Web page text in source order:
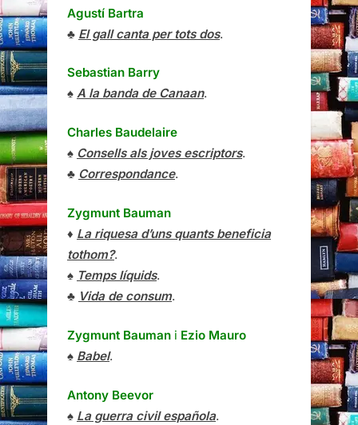
Agustí Bartra
♣ El gall canta per tots dos.
Sebastian Barry
♠ A la banda de Canaan.
Charles Baudelaire
♠ Consells als joves escriptors.
♣ Correspondance.
Zygmunt Bauman
♦ La riquesa d’uns quants beneficia
tothom?.
♠ Temps líquids.
♣ Vida de consum.
Zygmunt Bauman i Ezio Mauro
♠ Babel.
Antony Beevor
♠ La guerra civil española.